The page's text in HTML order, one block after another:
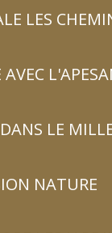
LES
AVEC
LE
NATURE